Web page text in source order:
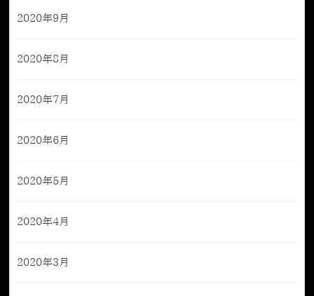
2020年9月
2020年8月
2020年7月
2020年6月
2020年5月
2020年4月
2020年3月